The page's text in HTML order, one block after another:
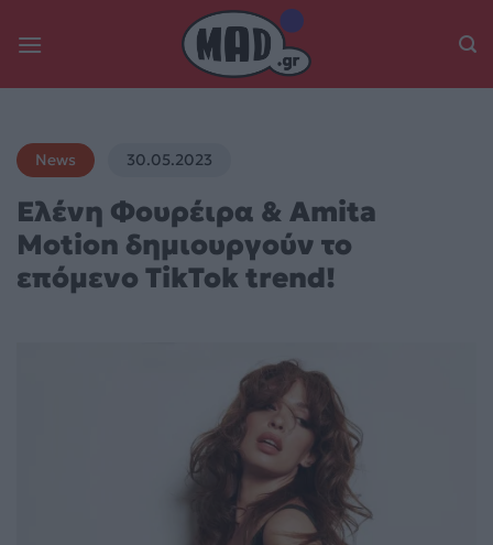
News 30.05.2023
Ελένη Φουρέιρα & Amita
Motion δημιουργούν το
επόμενο TikTok trend!